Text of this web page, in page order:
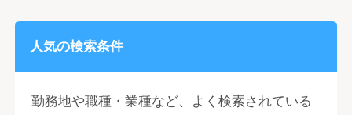
人気の検索条件
勤務地や職種・業種など、よく検索されている